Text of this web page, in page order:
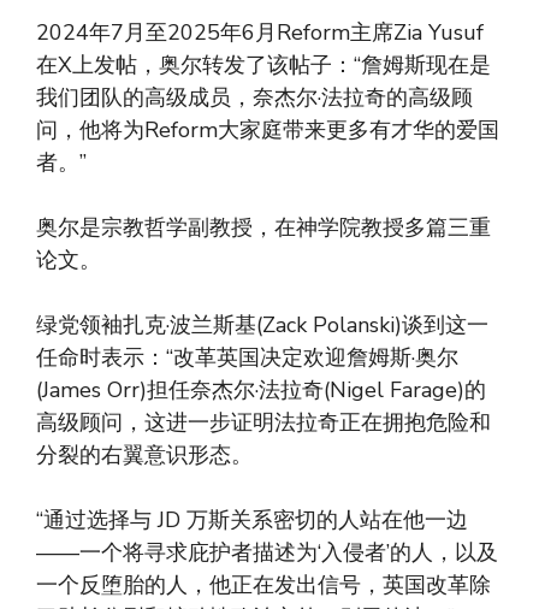
2024年7月至2025年6月Reform主席Zia Yusuf
在X上发帖，奥尔转发了该帖子：“詹姆斯现在是
我们团队的高级成员，奈杰尔·法拉奇的高级顾
问，他将为Reform大家庭带来更多有才华的爱国
者。”
奥尔是宗教哲学副教授，在神学院教授多篇三重
论文。
绿党领袖扎克·波兰斯基(Zack Polanski)谈到这一
任命时表示：“改革英国决定欢迎詹姆斯·奥尔
(James Orr)担任奈杰尔·法拉奇(Nigel Farage)的
高级顾问，这进一步证明法拉奇正在拥抱危险和
分裂的右翼意识形态。
“通过选择与 JD 万斯关系密切的人站在他一边
——一个将寻求庇护者描述为‘入侵者’的人，以及
一个反堕胎的人，他正在发出信号，英国改革除